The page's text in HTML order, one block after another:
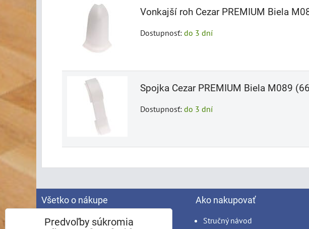
Vonkajší roh Cezar PREMIUM Biela
Dostupnosť: do 3 dní
Spojka Cezar PREMIUM Biela M089
Dostupnosť: do 3 dní
Všetko o nákupe
Spracovanie osobných údajov
Ako nakupovať
Stručný návod
Predvoľby súkromia